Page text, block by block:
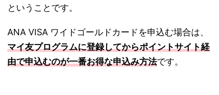
ということです。
ANA VISA ワイドゴールドカードを申込む場合は、
マイ友プログラムに登録してからポイントサイト経
由で申込むのが一番お得な申込み方法です。